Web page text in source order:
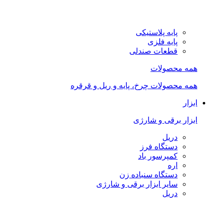
پایه پلاستیکی
پایه فلزی
قطعات صندلی
همه محصولات
همه محصولات چرخ، پایه و ریل و قرقره
ابزار
ابزار برقی و شارژی
دریل
دستگاه فرز
کمپرسور باد
اره
دستگاه سنباده زن
سایر ابزار برقی و شارژی
دریل